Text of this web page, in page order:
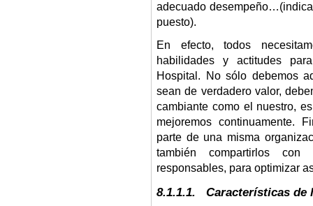
adecuado
puesto).
En efecto, todos
habilidades y actitudes
Hospital. No sólo debemos
sean de verdadero valor,
cambiante como el nuestro,
mejoremos continuamente.
parte de una misma
también compartirlos con
responsables, para optimizar
8.1.1.1. Características de